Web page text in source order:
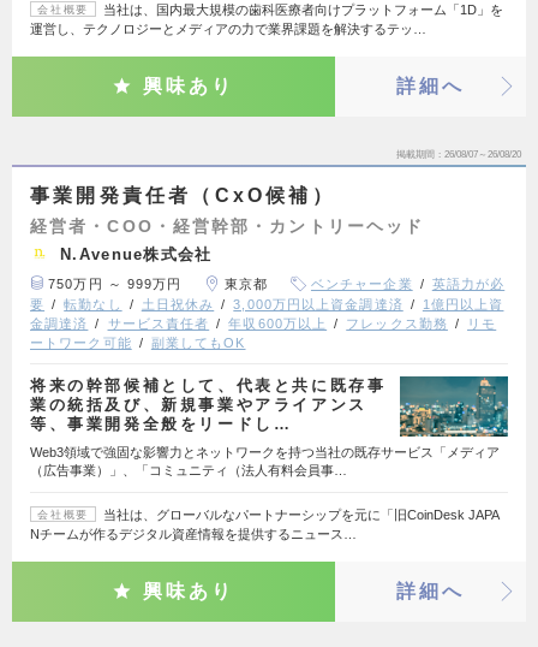
会社概要
当社は、国内最大規模の歯科医療者向けプラットフォーム「1D」を
運営し、テクノロジーとメディアの力で業界課題を解決するテッ…
興味あり 詳細へ
掲載期間 26/08/07～26/08/20
事業開発責任者（CxO候補）
経営者・COO・経営幹部・カントリーヘッド
N.Avenue株式会社
750万円 ～ 999万円 東京都 ベンチャー企業
英語力が必
要
転勤なし 土日祝休み 3,000万円以上資金調達済
1億円以上資
金調達済
サービス責任者 年収600万以上 フレックス勤務
リモ
ートワーク可能
副業してもOK
将来の幹部候補として、代表と共に既存事
業の統括及び、新規事業やアライアンス
等、事業開発全般をリードし…
Web3領域で強固な影響力とネットワークを持つ当社の既存サービス「メディア
（広告事業）」、「コミュニティ（法人有料会員事…
会社概要
当社は、グローバルなパートナーシップを元に「旧CoinDesk JAPA
Nチームが作るデジタル資産情報を提供するニュース…
興味あり 詳細へ